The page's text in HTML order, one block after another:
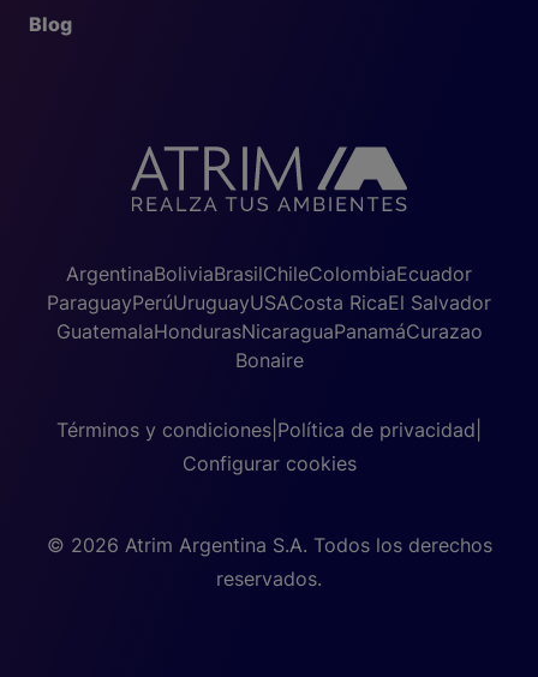
Blog
ArgentinaBoliviaBrasilChileColombiaEcuador
ParaguayPerúUruguayUSACosta RicaEl Salvador
GuatemalaHondurasNicaraguaPanamáCurazao
Bonaire
Términos y condiciones Política de privacidad
Configurar cookies
© 2026 Atrim Argentina S.A. Todos los derechos
reservados.